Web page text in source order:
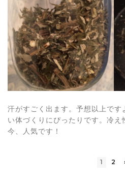
汗がすごく出ます。予想以上で
い体づくりにぴったりです。冷え
今、人気です！
1 2